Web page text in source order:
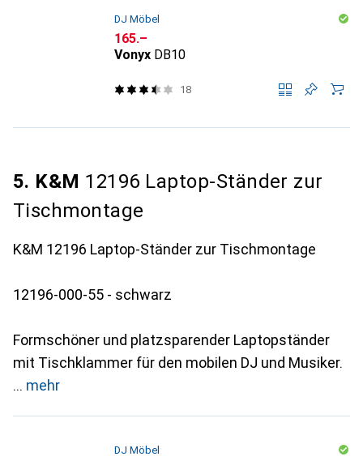
DJ Möbel
CHF
165.–
Vonyx DB10
18
5. K&M 12196 Laptop-Ständer zur
Tischmontage
K&M 12196 Laptop-Ständer zur Tischmontage
12196-000-55 - schwarz
Formschöner und platzsparender Laptopständer
mit Tischklammer für den mobilen DJ und Musiker.
mehr
DJ Möbel